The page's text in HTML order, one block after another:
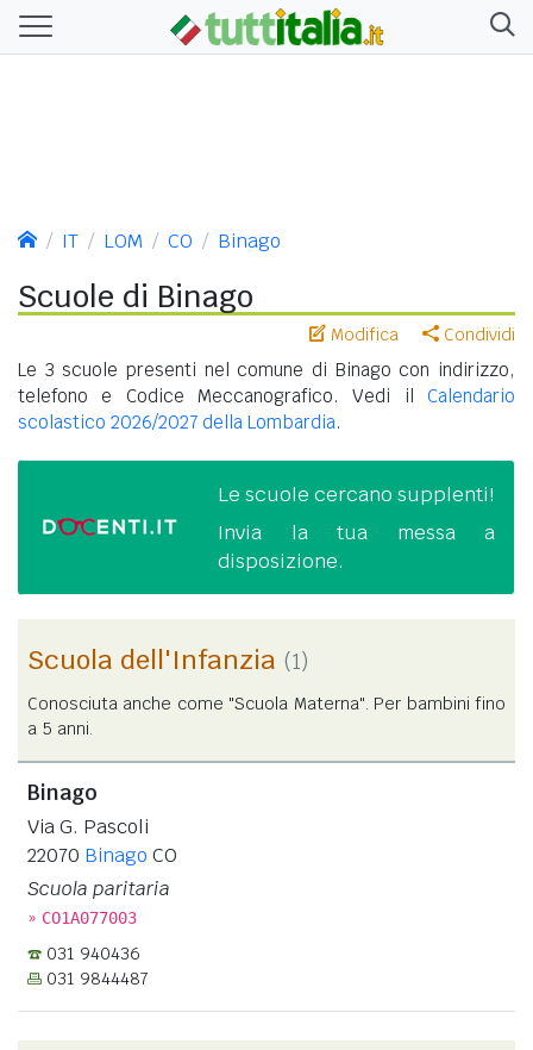
IT LOM CO Binago
Scuole di Binago
Modifica Condividi
Le 3 scuole presenti nel comune di Binago con indirizzo,
telefono e Codice Meccanografico. Vedi il Calendario
scolastico 2026/2027 della Lombardia.
Le scuole cercano supplenti!
Invia la tua messa a
disposizione.
Scuola dell'Infanzia (1)
Conosciuta anche come "Scuola Materna". Per bambini fino
a 5 anni.
Binago
Via G. Pascoli
22070 Binago CO
Scuola paritaria
» CO1A077003
031 940436
031 9844487